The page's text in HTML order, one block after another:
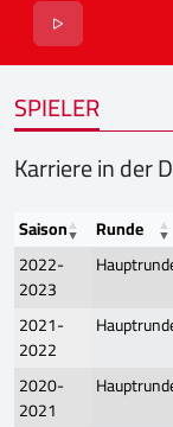
SPIELER
Karriere in der
Saison Runde
2022-
2023
2021-
2022
2020-
2021